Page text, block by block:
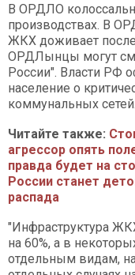
В ОРДЛО
производствах. В
ЖКХ доживает
ОРДЛынцы могут
России". Власти РФ
население о
коммунальных сетей.
Читайте также:
агрессор опять
правда будет на
России станет
распада
"Инфраструктура
на 60%, а в
отдельным видам,